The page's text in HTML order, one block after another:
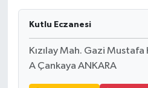
Kutlu Eczanesi
Kızılay Mah. Gazi
A Çankaya ANKARA